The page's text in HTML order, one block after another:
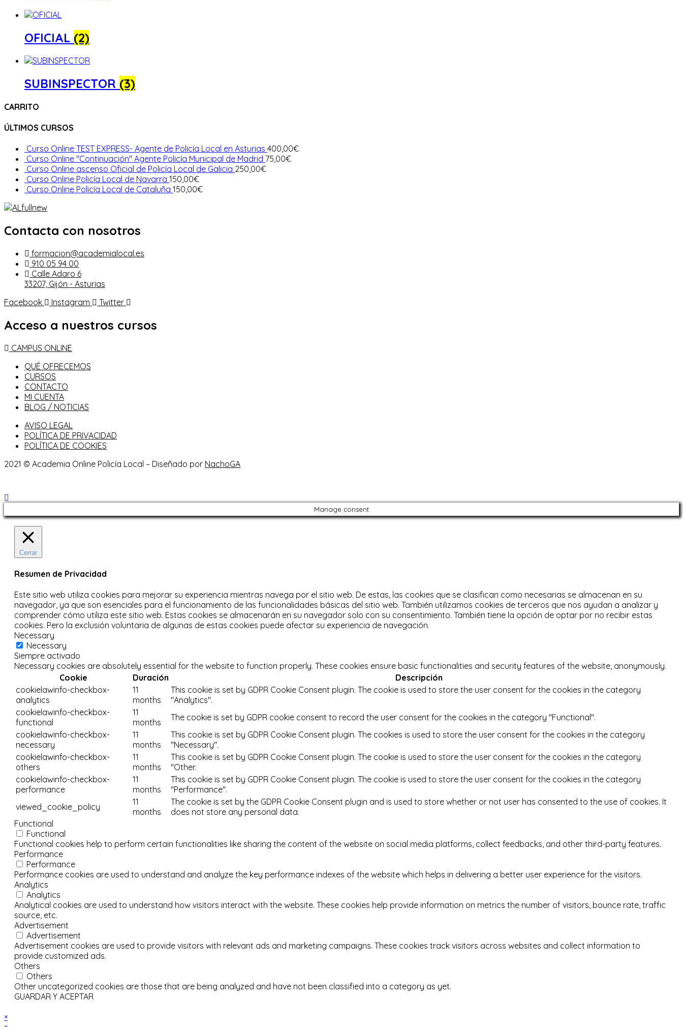
OFICIAL (2)
SUBINSPECTOR (3)
CARRITO
ÚLTIMOS CURSOS
Curso Online TEST EXPRESS- Agente de Policía Local en Asturias 400,00€
Curso Online "Continuación" Agente Policía Municipal de Madrid 75,00€
Curso Online ascenso Oficial de Policía Local de Galicia 250,00€
Curso Online Policía Local de Navarra 150,00€
Curso Online Policía Local de Cataluña 150,00€
Contacta con nosotros
formacion@academialocal.es
910 05 94 00
Calle Adaro 6
33207, Gijón - Asturias
Facebook
Instagram Twitter
Acceso a nuestros cursos
CAMPUS ONLINE
QUÉ OFRECEMOS
CURSOS
CONTACTO
MI CUENTA
BLOG / NOTICIAS
AVISO LEGAL
POLÍTICA DE PRIVACIDAD
POLÍTICA DE COOKIES
2021 © Academia Online Policía Local – Diseñado por NachoGA
Manage consent
Cerrar
Resumen de Privacidad
Este sitio web utiliza cookies para mejorar su experiencia mientras navega por el sitio web. De estas, las cookies que se clasifican como necesarias se almacenan en su
navegador, ya que son esenciales para el funcionamiento de las funcionalidades básicas del sitio web. También utilizamos cookies de terceros que nos ayudan a analizar y
comprender cómo utiliza este sitio web. Estas cookies se almacenarán en su navegador solo con su consentimiento. También tiene la opción de optar por no recibir estas
cookies. Pero la exclusión voluntaria de algunas de estas cookies puede afectar su experiencia de navegación.
Necessary
Necessary
Siempre activado
Necessary cookies are absolutely essential for the website to function properly. These cookies ensure basic functionalities and security features of the website, anonymously.
Cookie
Duración
Descripción
cookielawinfo-checkbox-
analytics
11
months
This cookie is set by GDPR Cookie Consent plugin. The cookie is used to store the user consent for the cookies in the category
"Analytics".
cookielawinfo-checkbox-
functional
11
months
The cookie is set by GDPR cookie consent to record the user consent for the cookies in the category "Functional".
cookielawinfo-checkbox-
necessary
11
months
This cookie is set by GDPR Cookie Consent plugin. The cookies is used to store the user consent for the cookies in the category
"Necessary".
cookielawinfo-checkbox-
others
11
months
This cookie is set by GDPR Cookie Consent plugin. The cookie is used to store the user consent for the cookies in the category
"Other.
cookielawinfo-checkbox-
performance
11
months
This cookie is set by GDPR Cookie Consent plugin. The cookie is used to store the user consent for the cookies in the category
"Performance".
viewed_cookie_policy
11
months
The cookie is set by the GDPR Cookie Consent plugin and is used to store whether or not user has consented to the use of cookies. It
does not store any personal data.
Functional
Functional
Functional cookies help to perform certain functionalities like sharing the content of the website on social media platforms, collect feedbacks, and other third-party features.
Performance
Performance
Performance cookies are used to understand and analyze the key performance indexes of the website which helps in delivering a better user experience for the visitors.
Analytics
Analytics
Analytical cookies are used to understand how visitors interact with the website. These cookies help provide information on metrics the number of visitors, bounce rate, traffic
source, etc.
Advertisement
Advertisement
Advertisement cookies are used to provide visitors with relevant ads and marketing campaigns. These cookies track visitors across websites and collect information to
provide customized ads.
Others
Others
Other uncategorized cookies are those that are being analyzed and have not been classified into a category as yet.
GUARDAR Y ACEPTAR
×